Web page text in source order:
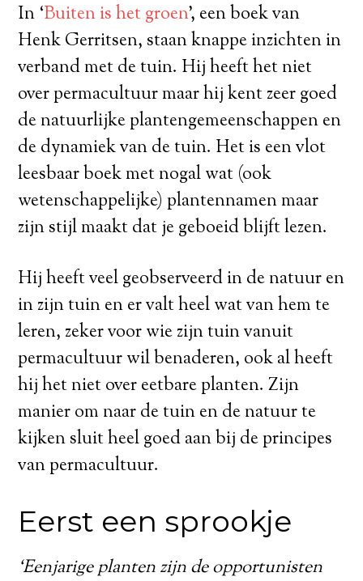
In ‘Buiten is het groen’, een boek van
Henk Gerritsen, staan knappe inzichten in
verband met de tuin. Hij heeft het niet
over permacultuur maar hij kent zeer goed
de natuurlijke plantengemeenschappen en
de dynamiek van de tuin. Het is een vlot
leesbaar boek met nogal wat (ook
wetenschappelijke) plantennamen maar
zijn stijl maakt dat je geboeid blijft lezen.
Hij heeft veel geobserveerd in de natuur en
in zijn tuin en er valt heel wat van hem te
leren, zeker voor wie zijn tuin vanuit
permacultuur wil benaderen, ook al heeft
hij het niet over eetbare planten. Zijn
manier om naar de tuin en de natuur te
kijken sluit heel goed aan bij de principes
van permacultuur.
Eerst een sprookje
‘Eenjarige planten zijn de opportunisten